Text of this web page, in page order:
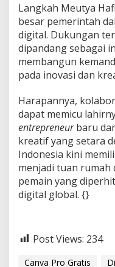
​Langkah Meutya
besar pemerintah
digital. Dukungan
dipandang sebagai
membangun
pada inovasi dan
​Harapannya,
dapat memicu
entrepreneurbaru
kreatif yang setara
Indonesia kini
menjadi tuan rumah
pemain yang
digital global. {}
Post Views: 234
Canva Pro Gratis